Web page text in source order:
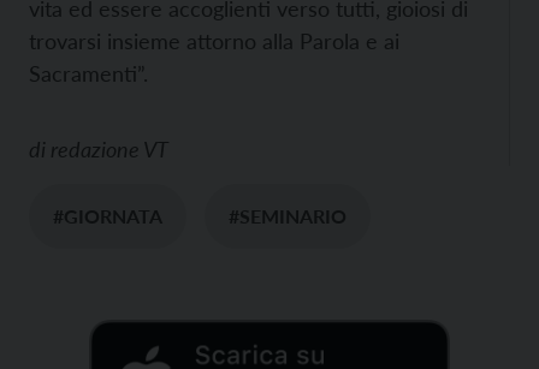
vita ed essere accoglienti verso tutti, gioiosi di
trovarsi insieme attorno alla Parola e ai
Sacramenti”.
di redazione VT
#GIORNATA #SEMINARIO